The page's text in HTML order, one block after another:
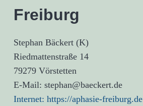
Freiburg
Stephan Bäckert (K)
Riedmattenstraße 14
79279 Vörstetten
E-Mail: stephan@baeckert.de
Internet: https://aphasie-freiburg.de